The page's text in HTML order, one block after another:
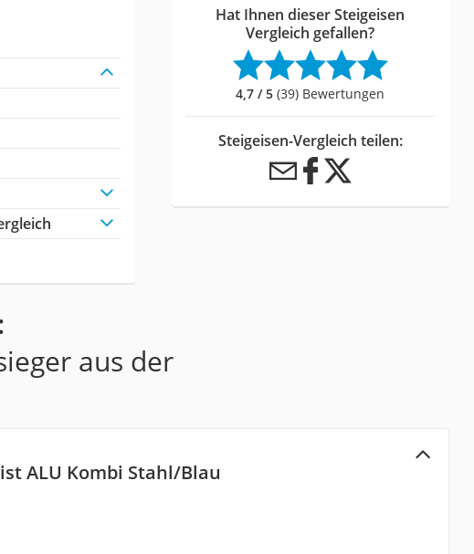
Hat Ihnen dieser Steigeisen
Vergleich gefallen?
4,7 / 5 (39) Bewertungen
Steigeisen-Vergleich teilen:
aus der
ALU Kombi Stahl/Blau